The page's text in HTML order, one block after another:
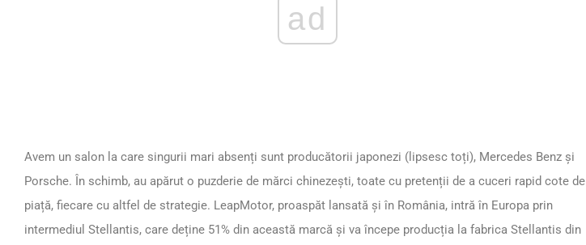
ad
Avem un salon la care singurii mari absenți sunt producătorii japonezi (lipsesc toți), Mercedes Benz și
Porsche. În schimb, au apărut o puzderie de mărci chinezești, toate cu pretenții de a cuceri rapid cote de
piață, fiecare cu altfel de strategie. LeapMotor, proaspăt lansată și în România, intră în Europa prin
intermediul Stellantis, care deține 51% din această marcă și va începe producția la fabrica Stellantis din